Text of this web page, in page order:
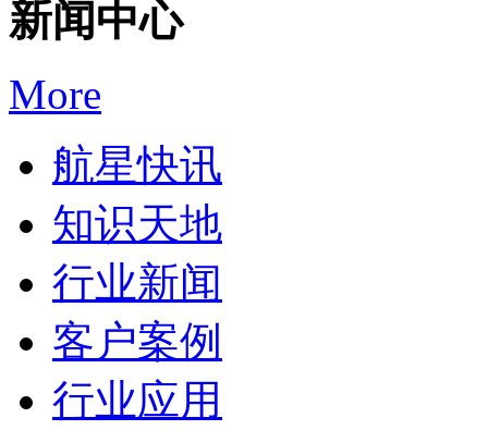
新闻中心
More
航星快讯
知识天地
行业新闻
客户案例
行业应用